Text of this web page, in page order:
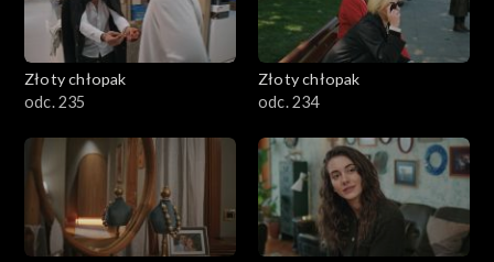
Złoty chłopak
odc. 235
Złoty chłopak
odc. 234